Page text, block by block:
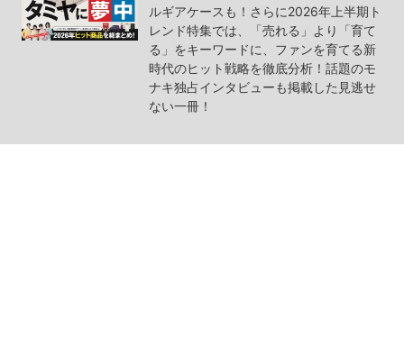
ルギアケースも！さらに2026年上半期ト
レンド特集では、「売れる」より「育て
る」をキーワードに、ファンを育てる新
時代のヒット戦略を徹底分析！話題のモ
ナキ独占インタビューも掲載した見逃せ
ない一冊！